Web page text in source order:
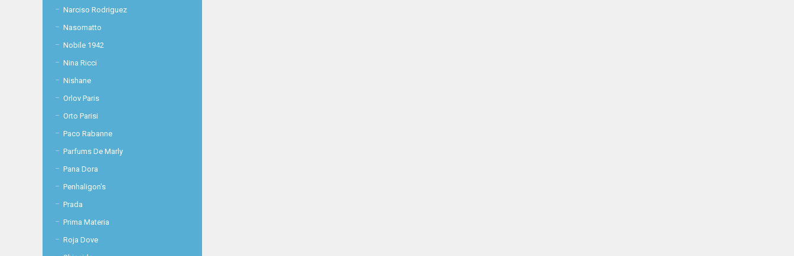
Narciso Rodriguez
Nasomatto
Nobile 1942
Nina Ricci
Nishane
Orlov Paris
Orto Parisi
Paco Rabanne
Parfums De Marly
Pana Dora
Penhaligon's
Prada
Prima Materia
Roja Dove